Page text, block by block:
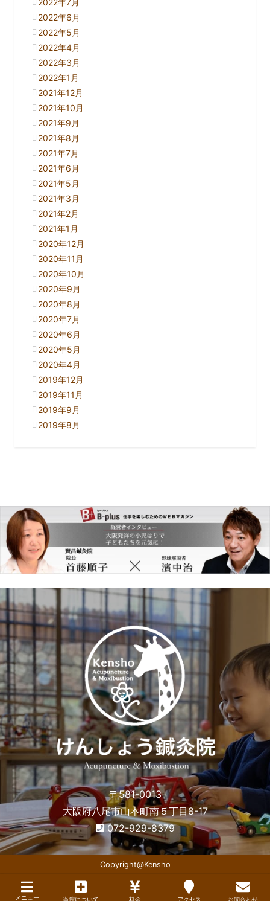
2022年7月
2022年6月
2022年5月
2022年4月
2022年3月
2022年1月
2021年12月
2021年10月
2021年9月
2021年8月
2021年7月
2021年6月
2021年5月
2021年3月
2021年2月
2021年1月
2020年12月
2020年11月
2020年10月
2020年9月
2020年8月
2020年7月
2020年6月
2020年5月
2020年4月
2019年12月
2019年11月
2019年9月
2019年8月
〒581-0013
大阪府八尾市山本町南５丁目8-17
072-929-8379
Copyright@Kensho
メニュー 当院について 料金 アクセス お問合わせ